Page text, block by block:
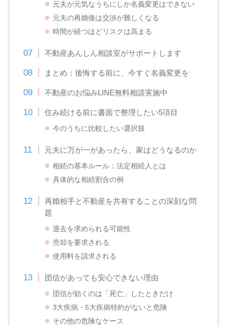
元夫が元気なうちにしか名義変更はできない
元夫の再婚後は交渉が難しくなる
時間が経つほどリスクは高まる
不動産あんしん相談室がサポートします
まとめ：後悔する前に、今すぐ名義変更を
不動産のお悩みLINE無料相談実施中
住み続ける前に書面で整理したい5項目
今のうちに比較したい選択肢
元夫に万が一があったら、家はどうなるのか
相続の基本ルール：法定相続人とは
具体的な相続割合の例
再婚相手と不動産を共有することの深刻な問
題
退去を求められる可能性
売却を要求される
使用料を請求される
団信があっても安心できない理由
団信が効くのは「死亡」したときだけ
3大疾病・5大疾病特約がないと危険
その他の危険なケース